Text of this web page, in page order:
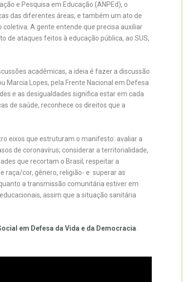
e Pesquisa em Educação (ANPEd), o
das diferentes áreas, e também um ato de
coletiva. A gente entende que precisa auxiliar
de ataques feitos à educação pública, ao SUS,
acadêmicas, a ideia é fazer a discussão
Marcia Lopes, pela Frente Nacional em Defesa
e as desigualdades significa estar em cada
de saúde, reconhece os direitos que a
eixos que estruturam o manifesto: avaliar a
de coronavírus; considerar a territorialidade,
que recortam o Brasil; respeitar a
raça/cor, gênero, religião- e superar as
a transmissão comunitária estiver em
assim que a situação sanitária
em Defesa da Vida e da Democracia.